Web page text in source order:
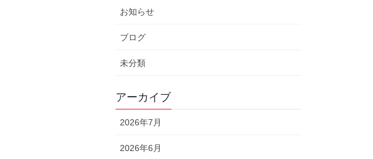
お知らせ
ブログ
未分類
アーカイブ
2026年7月
2026年6月